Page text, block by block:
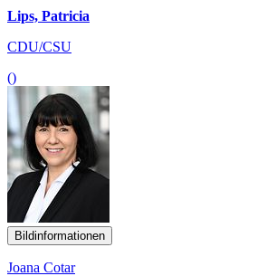
Lips, Patricia
CDU/CSU
()
Bildinformationen
Joana Cotar